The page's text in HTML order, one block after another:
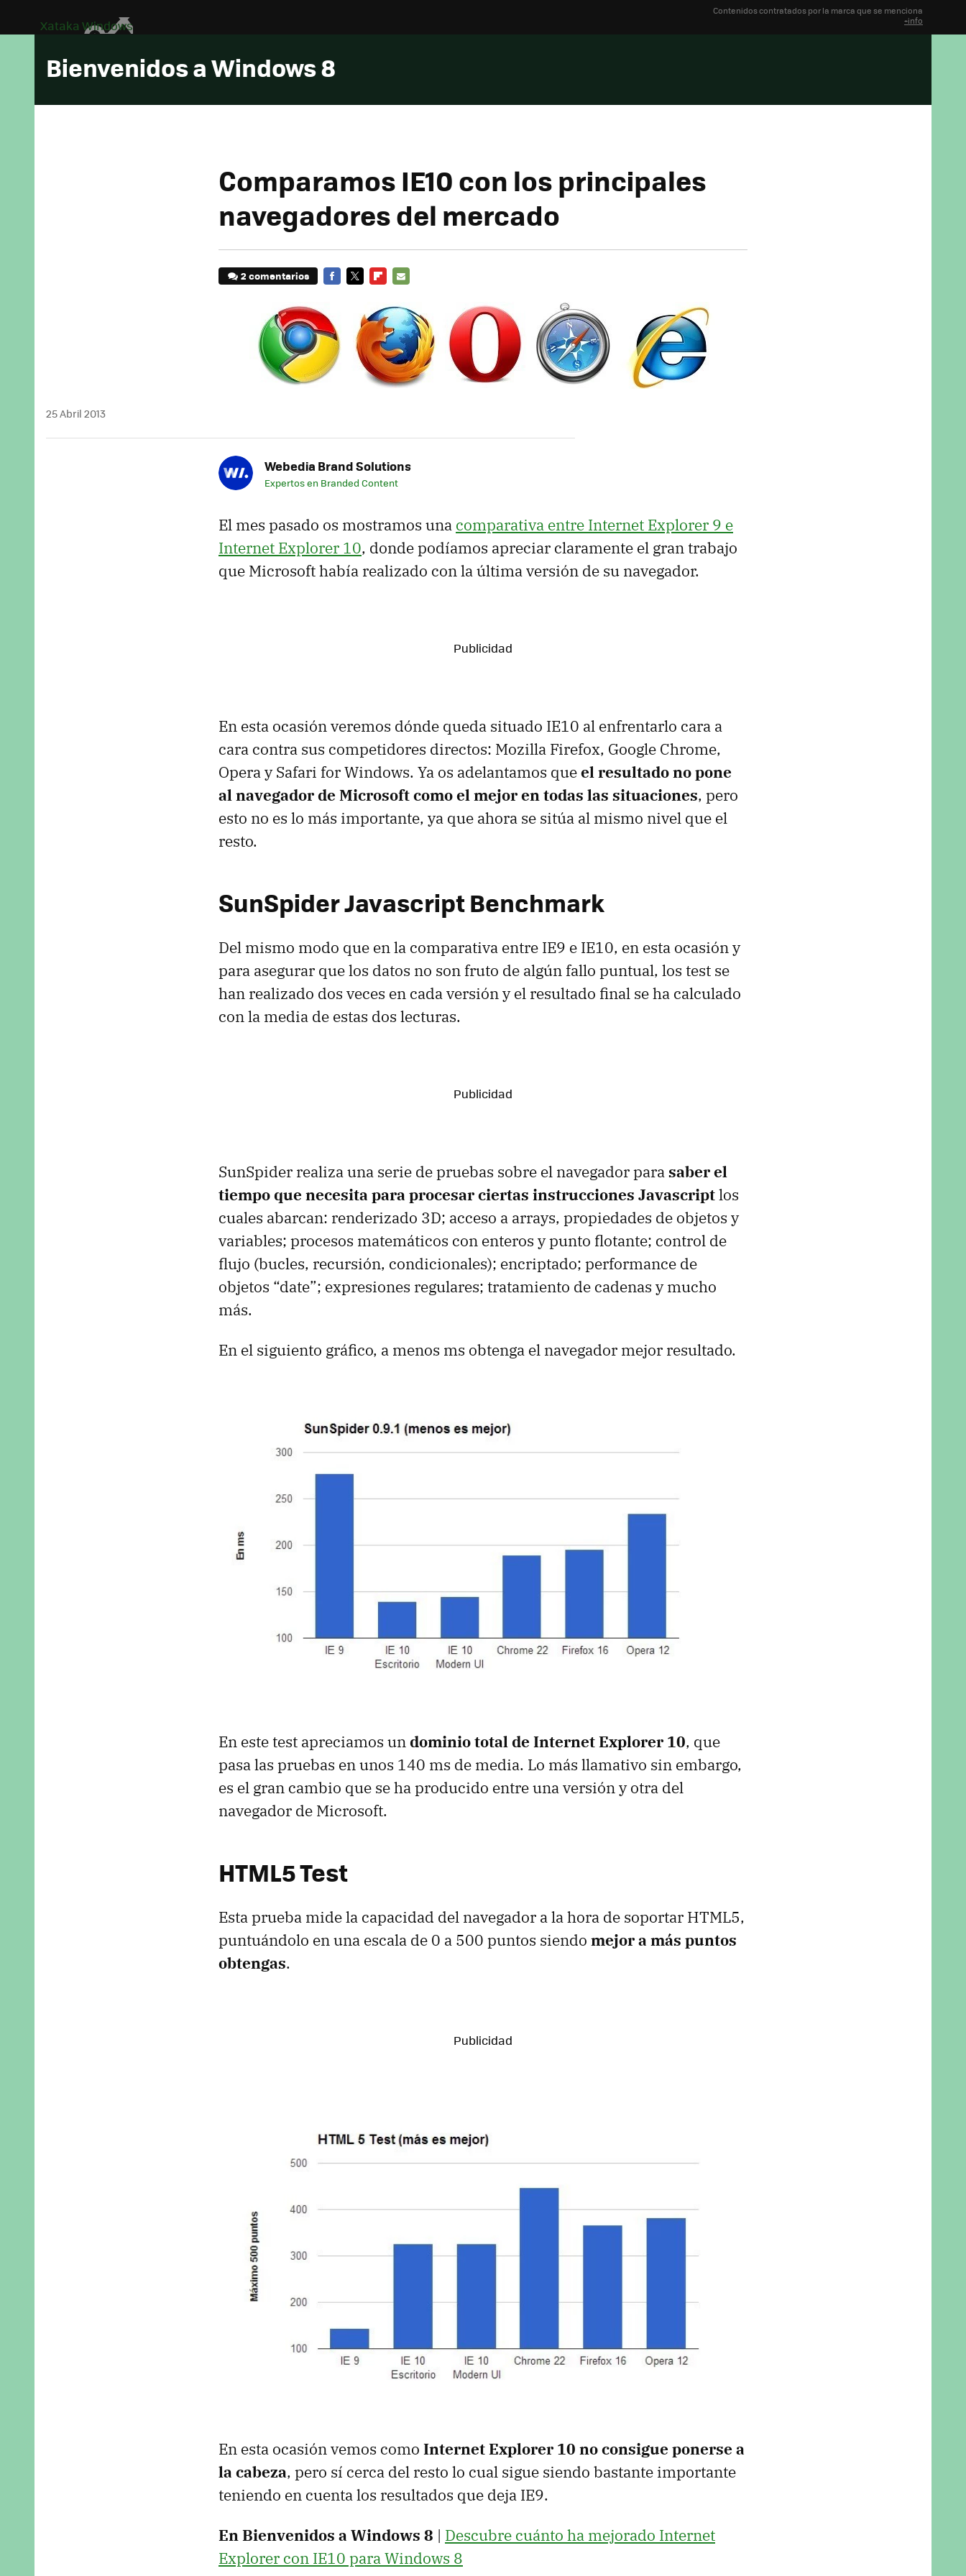
Contenidos contratados por la marca que se menciona
+info
Xataka Windows
Bienvenidos a Windows 8
Comparamos IE10 con los principales
navegadores del mercado
2 comentarios
MAIL
25 Abril 2013
Webedia Brand Solutions
Expertos en Branded Content
El mes pasado os mostramos una comparativa entre Internet Explorer 9 e
Internet Explorer 10, donde podíamos apreciar claramente el gran trabajo
que Microsoft había realizado con la última versión de su navegador.
En esta ocasión veremos dónde queda situado IE10 al enfrentarlo cara a
cara contra sus competidores directos: Mozilla Firefox, Google Chrome,
Opera y Safari for Windows. Ya os adelantamos queel resultado no pone
al navegador de Microsoft como el mejor en todas las situaciones, pero
esto no es lo más importante, ya que ahora se sitúa al mismo nivel que el
resto.
SunSpider Javascript Benchmark
Del mismo modo que en la comparativa entre IE9 e IE10, en esta ocasión y
para asegurar que los datos no son fruto de algún fallo puntual, los test se
han realizado dos veces en cada versión y el resultado final se ha calculado
con la media de estas dos lecturas.
SunSpider realiza una serie de pruebas sobre el navegador parasaber el
tiempo que necesita para procesar ciertas instrucciones Javascriptlos
cuales abarcan: renderizado 3D; acceso a arrays, propiedades de objetos y
variables; procesos matemáticos con enteros y punto flotante; control de
flujo (bucles, recursión, condicionales); encriptado; performance de
objetos “date”; expresiones regulares; tratamiento de cadenas y mucho
más.
En el siguiento gráfico, a menos ms obtenga el navegador mejor resultado.
En este test apreciamos undominio total de Internet Explorer 10, que
pasa las pruebas en unos 140 ms de media. Lo más llamativo sin embargo,
es el gran cambio que se ha producido entre una versión y otra del
navegador de Microsoft.
HTML5 Test
Esta prueba mide la capacidad del navegador a la hora de soportar HTML5,
puntuándolo en una escala de 0 a 500 puntos siendo mejor a más puntos
obtengas.
En esta ocasión vemos como Internet Explorer 10 no consigue ponerse a
la cabeza, pero sí cerca del resto lo cual sigue siendo bastante importante
teniendo en cuenta los resultados que deja IE9.
En Bienvenidos a Windows 8 | Descubre cuánto ha mejorado Internet
Explorer con IE10 para Windows 8